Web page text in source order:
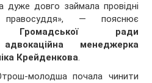
дуже довго займала провідні
— пояснює
Громадської ради
менеджерка
Крейденкова.
молодша почала чинити